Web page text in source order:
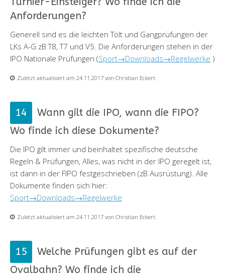
Anforderungen?
Generell sind es die leichten Tölt und Gangprüfungen der
LKs A-G zB T8, T7 und V5. Die Anforderungen stehen in der
IPO Nationale Prüfungen (Sport→Downloads→Regelwerke )
Zuletzt aktualisiert am 24.11.2017 von Christian Eckert.
Wann gilt die IPO, wann die FIPO?
Wo finde ich diese Dokumente?
Die IPO gilt immer und beinhaltet spezifische deutsche
Regeln & Prüfungen, Alles, was nicht in der IPO geregelt ist,
ist dann in der FIPO festgeschrieben (zB Ausrüstung). Alle
Dokumente finden sich hier:
Sport→Downloads→Regelwerke
Zuletzt aktualisiert am 24.11.2017 von Christian Eckert.
Welche Prüfungen gibt es auf der
Ovalbahn? Wo finde ich die